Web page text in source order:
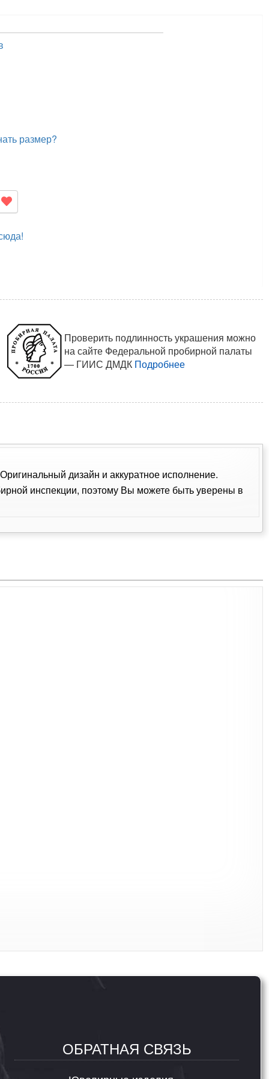
размер?
Проверить подлинность украшения можно
на сайте Федеральной пробирной палаты
— ГИИС ДМДК Подробнее
дизайн и аккуратное исполнение.
инспекции, поэтому Вы можете быть уверены в
ОБРАТНАЯ СВЯЗЬ